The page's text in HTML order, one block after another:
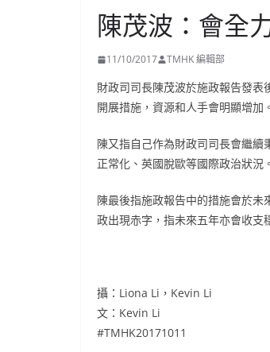
陳茂波：會全
11/10/2017 TMHK 編輯部
財政司司長陳茂波於施政報告發
開展措施，資源和人手會明顯增加。
陳又指自己作為財政司司長會繼
正常化、英國脫歐等國際政治狀況。
陳最後指施政報告中的措施會於
政出現赤字，指未來五年亦會收支
攝：Liona Li，Kevin Li
文：Kevin Li
#TMHK20171011